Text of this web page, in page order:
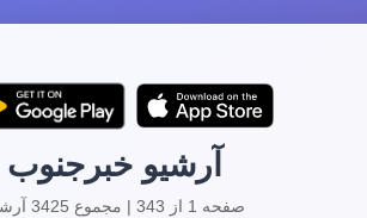
آرشیو خبرجنوب
صفحه 1 از 343 | مجموع 3425 آرشیو